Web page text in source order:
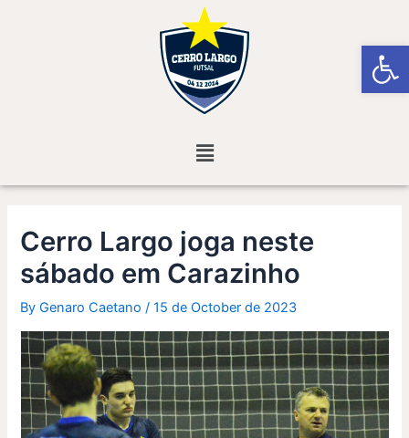
Menu
Cerro Largo joga neste
sábado em Carazinho
ByGenaro Caetano/15 de October de 2023